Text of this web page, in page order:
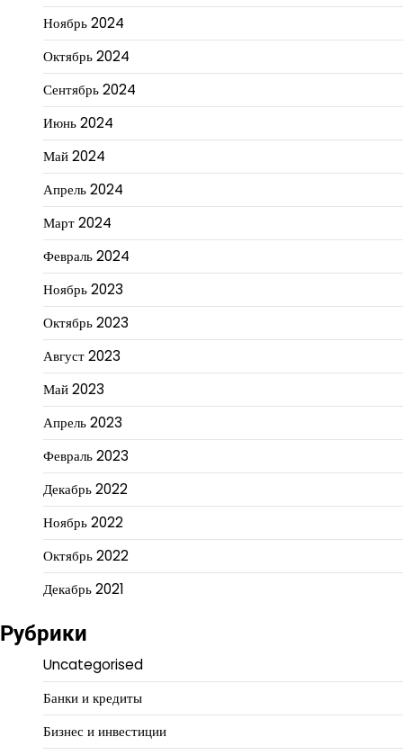
Ноябрь 2024
Октябрь 2024
Сентябрь 2024
Июнь 2024
Май 2024
Апрель 2024
Март 2024
Февраль 2024
Ноябрь 2023
Октябрь 2023
Август 2023
Май 2023
Апрель 2023
Февраль 2023
Декабрь 2022
Ноябрь 2022
Октябрь 2022
Декабрь 2021
Рубрики
Uncategorised
Банки и кредиты
Бизнес и инвестиции